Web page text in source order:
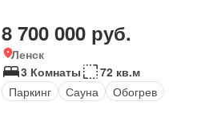
8 700 000 руб.
Ленск
3 Комнаты
72 кв.м
Паркинг
Сауна Обогрев